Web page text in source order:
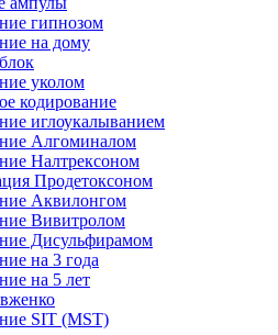
гипнозом
на дому
уколом
кодирование
иглоукалыванием
Алгоминалом
Налтрексоном
Продетоксоном
Аквилонгом
Вивитролом
Дисульфирамом
на 3 года
на 5 лет
SIT (MST)